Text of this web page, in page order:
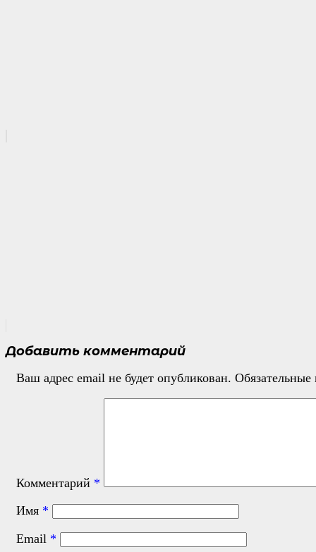
Добавить комментарий
Ваш адрес email не будет опубликован.
Комментарий *
Имя *
Email *